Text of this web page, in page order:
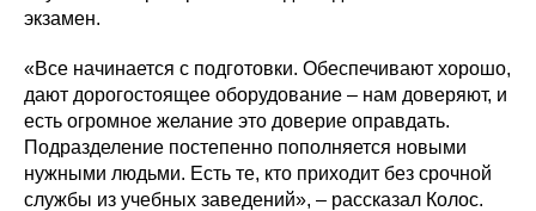
экзамен.
«Все начинается с подготовки. Обеспечивают хорошо,
дают дорогостоящее оборудование – нам доверяют, и
есть огромное желание это доверие оправдать.
Подразделение постепенно пополняется новыми
нужными людьми. Есть те, кто приходит без срочной
службы из учебных заведений», – рассказал Колос.